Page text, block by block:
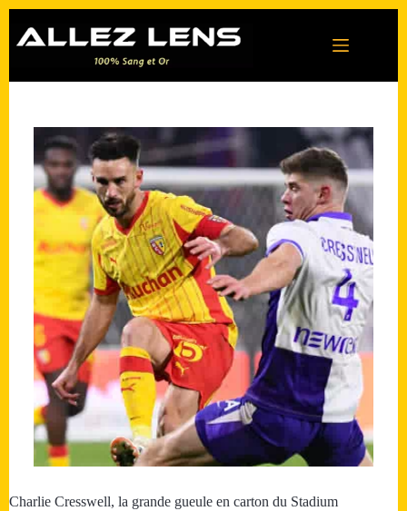
contenu
Charlie Cresswell, la grande gueule en carton du Stadium